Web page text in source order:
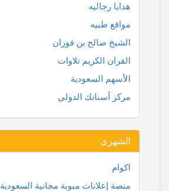
هدايا رجاليه
مواقع طبيه
الشيخ صالح بن فوزان
القران الكريم تلاوات
الأسهم السعودية
مركز أسنانك الدولي
الشهرى
اكوام
منصة إعلانات مبوبة مجانية السعودية